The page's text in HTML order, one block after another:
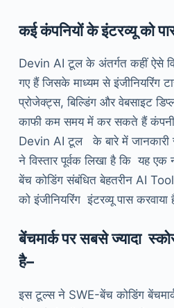
कईकंपनियोंकेइंटरव्यूको
Devin AI टूल के अंतर्गत कहीं ऐसे
गए हैं जिसके माध्यम से इंजीनियरिंग
प्रोजेक्ट्स, बिल्डिंग और वेबसाइट
काफी कम समय में कर सकते हैं कंपनी
Devin AI टूल के बारे में जानकारी
ने विस्तार पूर्वक लिखा है कि यह
बेंच कोडिंग संबंधित बेहतरीन AI
को इंजीनियरिंग इंटरव्यू पास करवाया
बेंचमार्कपरसबसेज्यादा
है–
इस टूल्स ने SWE-बेंच कोडिंग